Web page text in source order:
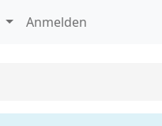
Anmelden